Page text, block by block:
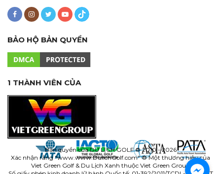
BẢO HỘ BẢN QUYỀN
1 THÀNH VIÊN CỦA
Bản quyền củaDU LỊCH GOLF® 2010 - 2026
Xác nhận rằng "www. www.DulichGolf.com" ® Một thương hiệu của
Viet Green Golf & Du Lịch Xanh thuộc Viet Green Group